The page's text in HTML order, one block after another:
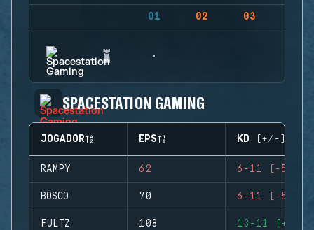
01 02 03
SPACESTATION GAMING
JOGADOR EPS KD (+/-)
RAMPY 62 6-11 (-5)
BOSCO 70 6-11 (-5)
FULTZ 108 13-11 (+2)